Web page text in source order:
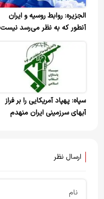
الجزیره: روابط روسیه و ایران
آنطور که به نظر می‌رسد نیست
/هدف مسکو تضمین عدم انزوا،
فرسایش یا شکست استراتژیک
سپاه: پهپاد آمریکایی را بر فراز
آبهای سرزمینی ایران منهدم
ارسال نظر
نام